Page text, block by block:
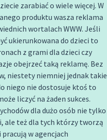
zarabiać o wiele więcej. W
produktu wasza reklama
wortalach WWW. Jeśli
ukierunkowana do dzieci to
z grami dla dzieci czy
obejrzeć taką reklamę. Bez
niestety niemniej jednak takie
niego nie dostosuje ktoś to
liczyć na żaden sukces.
dla dużo osób nie tylko
ale też dla tych którzy tworzą
w agencjach